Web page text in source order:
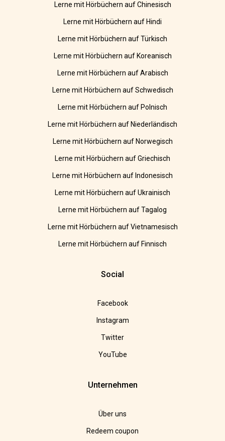
Lerne mit Hörbüchern auf Chinesisch
Lerne mit Hörbüchern auf Hindi
Lerne mit Hörbüchern auf Türkisch
Lerne mit Hörbüchern auf Koreanisch
Lerne mit Hörbüchern auf Arabisch
Lerne mit Hörbüchern auf Schwedisch
Lerne mit Hörbüchern auf Polnisch
Lerne mit Hörbüchern auf Niederländisch
Lerne mit Hörbüchern auf Norwegisch
Lerne mit Hörbüchern auf Griechisch
Lerne mit Hörbüchern auf Indonesisch
Lerne mit Hörbüchern auf Ukrainisch
Lerne mit Hörbüchern auf Tagalog
Lerne mit Hörbüchern auf Vietnamesisch
Lerne mit Hörbüchern auf Finnisch
Social
Facebook
Instagram
Twitter
YouTube
Unternehmen
Über uns
Redeem coupon